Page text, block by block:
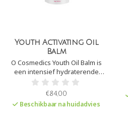
Youth Activating Oil
Balm
O Cosmedics Youth Oil Balm is
een intensief hydraterende
balsem. Het is uitermate
geschikt voor een droge,
vochtarme huid. De balsem
bevat rijke ingrediënten die in
€84,00
Beschikbaar na huidadvies